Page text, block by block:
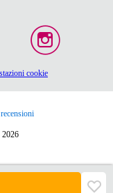
cookie